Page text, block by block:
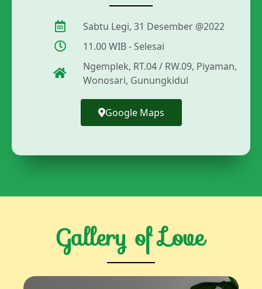
Sabtu Legi, 31 Desember @2022
11.00 WIB - Selesai
Ngemplek, RT.04 / RW.09, Piyaman,
Wonosari, Gunungkidul
Google Maps
Gallery of Love